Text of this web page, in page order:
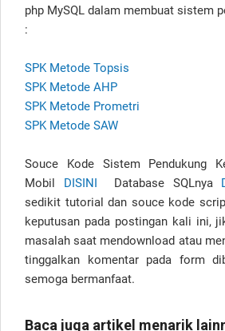
php MySQL dalam membuat sistem
:
SPK Metode Topsis
SPK Metode AHP
SPK Metode Prometri
SPK Metode SAW
Souce Kode Sistem Pendukung
Mobil DISINI Database SQLnya
sedikit tutorial dan souce kode
keputusan pada postingan kali ini,
masalah saat mendownload atau
tinggalkan komentar pada form
semoga bermanfaat.